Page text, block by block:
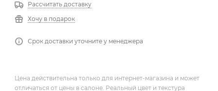
Рассчитать доставку
Хочу в подарок
Срок доставки уточните у менеджера
Цена действительна только для интернет-магазина и может
отличаться от цены в салоне. Реальный цвет и текстура